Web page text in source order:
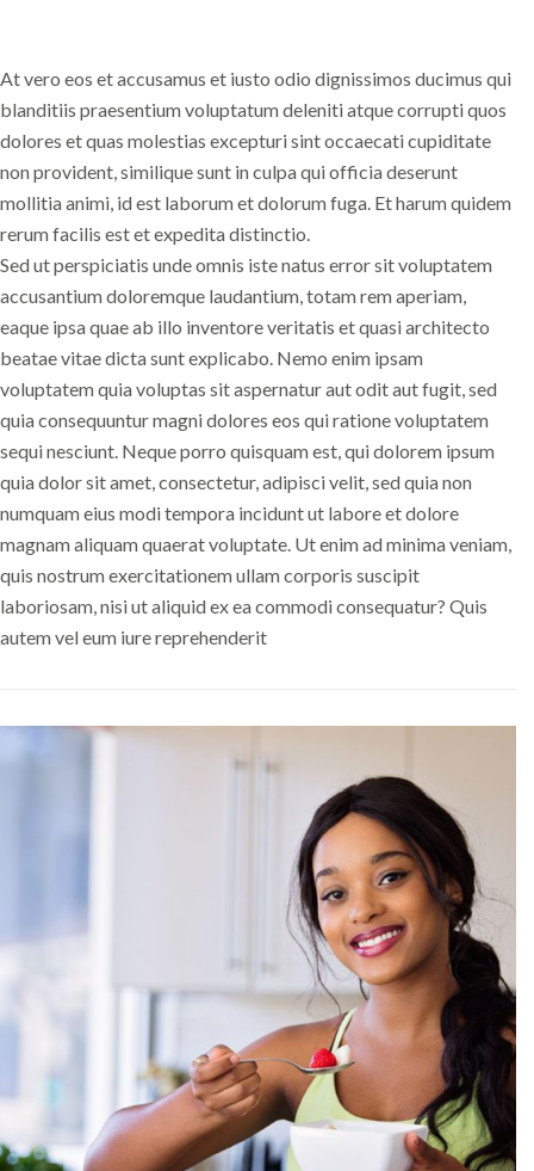
At vero eos et accusamus et iusto odio dignissimos ducimus qui
blanditiis praesentium voluptatum deleniti atque corrupti quos
dolores et quas molestias excepturi sint occaecati cupiditate
non provident, similique sunt in culpa qui officia deserunt
mollitia animi, id est laborum et dolorum fuga. Et harum quidem
rerum facilis est et expedita distinctio.
Sed ut perspiciatis unde omnis iste natus error sit voluptatem
accusantium doloremque laudantium, totam rem aperiam,
eaque ipsa quae ab illo inventore veritatis et quasi architecto
beatae vitae dicta sunt explicabo. Nemo enim ipsam
voluptatem quia voluptas sit aspernatur aut odit aut fugit, sed
quia consequuntur magni dolores eos qui ratione voluptatem
sequi nesciunt. Neque porro quisquam est, qui dolorem ipsum
quia dolor sit amet, consectetur, adipisci velit, sed quia non
numquam eius modi tempora incidunt ut labore et dolore
magnam aliquam quaerat voluptate. Ut enim ad minima veniam,
quis nostrum exercitationem ullam corporis suscipit
laboriosam, nisi ut aliquid ex ea commodi consequatur? Quis
autem vel eum iure reprehenderit